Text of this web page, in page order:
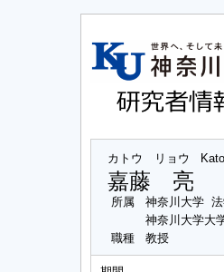
カトウ リョウ
嘉藤 亮
所属
神奈川大学
神奈川大学大
職種
教授